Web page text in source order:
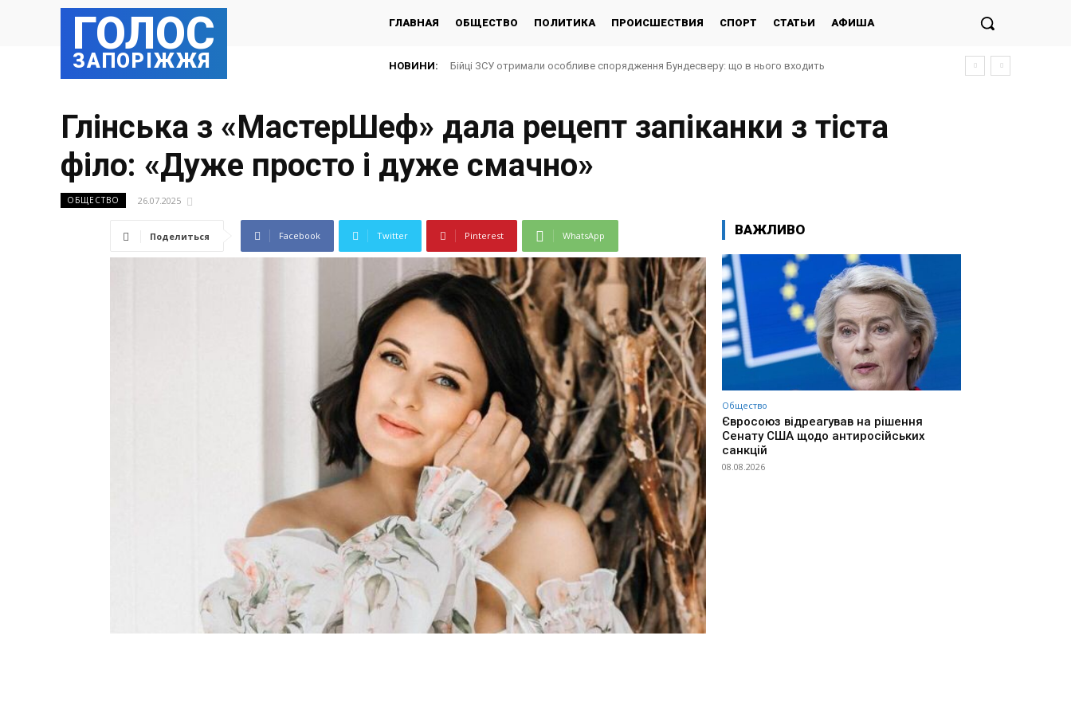
ГОЛОС
ЗАПОРІЖЖЯ
ГЛАВНАЯ ОБЩЕСТВО ПОЛИТИКА ПРОИСШЕСТВИЯ СПОРТ СТАТЬИ АФИША
НОВИНИ: Бійці ЗСУ отримали особливе спорядження Бундесверу: що в нього входить
Глінська з «МастерШеф» дала рецепт запіканки з тіста
філо: «Дуже просто і дуже смачно»
ОБЩЕСТВО 26.07.2025
Поделиться Facebook Twitter Pinterest WhatsApp ВАЖЛИВО
Общество
Євросоюз відреагував на рішення
Сенату США щодо антиросійських
санкцій
08.08.2026